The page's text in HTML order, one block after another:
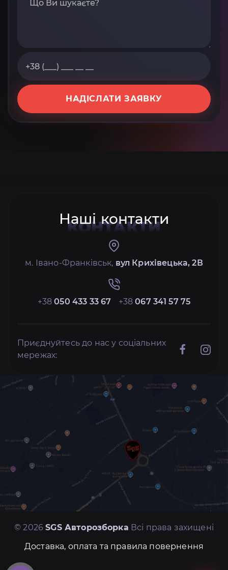
НАДІСЛАТИ ЗАЯВКУ
Наші контакти
КОНТАКТИ
м. Івано-Франківськ, вул Крихівецька, 2В
+38050 433 33 67 +38067 341 57 75
Приєднуйтесь до нас у соціальних
мережах:
© 2026SGS Авторозборка Всі права захищені
Доставка, оплата та правила повернення